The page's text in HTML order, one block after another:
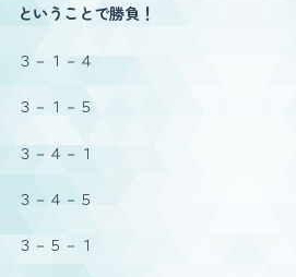
ということで勝負！
３－１－４
３－１－５
３－４－１
３－４－５
３－５－１